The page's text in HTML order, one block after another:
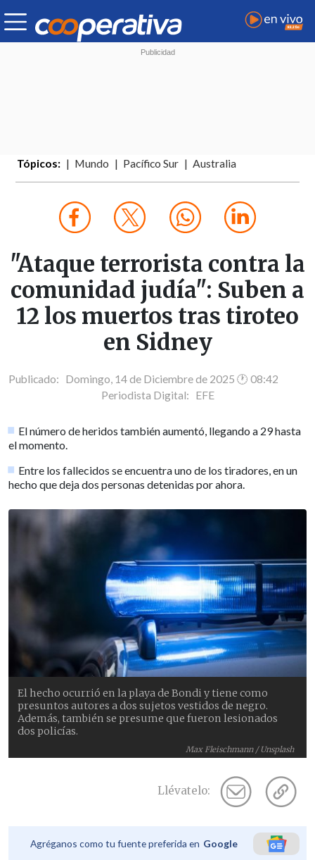
Tópicos: Mundo Pacífico Sur Australia
"Ataque terrorista contra la
comunidad judía": Suben a
12 los muertos tras tiroteo
en Sidney
Publicado: Domingo, 14 de Diciembre de 2025 🕐 08:42
Periodista Digital: EFE
El número de heridos también aumentó, llegando a 29 hasta
el momento.
Entre los fallecidos se encuentra uno de los tiradores, en un
hecho que deja dos personas detenidas por ahora.
Max Fleischmann / Unsplash
El hecho ocurrió en la playa de Bondi y tiene como
presuntos autores a dos sujetos vestidos de negro.
Además, también se presume que fueron lesionados
dos policías.
Llévatelo:
Agréganos como tu fuente preferida en Google